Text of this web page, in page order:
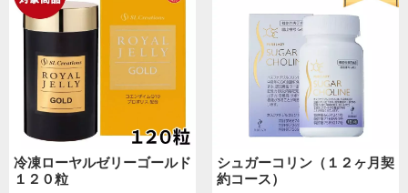
冷凍ローヤルゼリーゴールド
１２０粒
シュガーコリン（１２ヶ月契
約コース）